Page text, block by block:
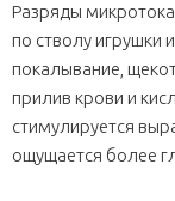
Разряды
по стволу
покалывание,
прилив крови и
стимулируется
ощущается более